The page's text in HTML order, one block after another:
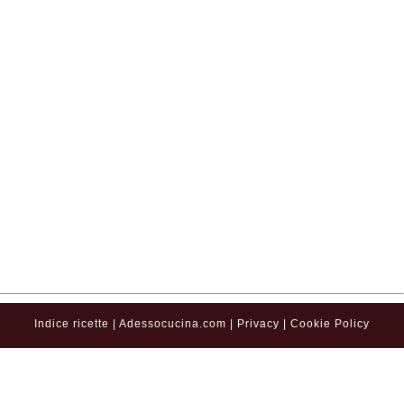
Indice ricette | Adessocucina.com | Privacy | Cookie Policy